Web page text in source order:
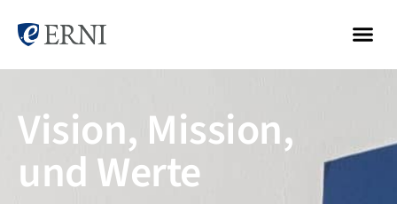
Vision, Mission,
und Werte